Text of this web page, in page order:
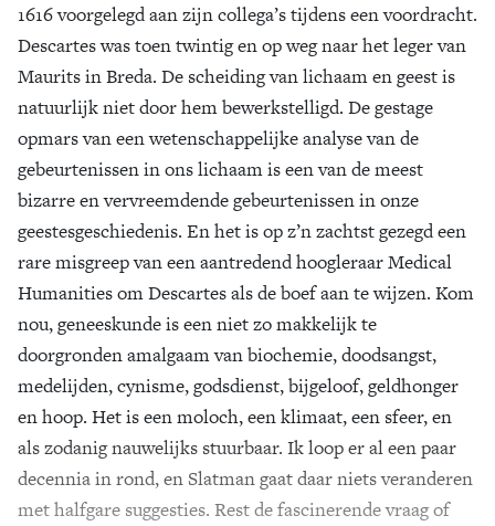
1616 voorgelegd aan zijn collega’s tijdens een voordracht.
Descartes was toen twintig en op weg naar het leger van
Maurits in Breda. De scheiding van lichaam en geest is
natuurlijk niet door hem bewerkstelligd. De gestage
opmars van een wetenschappelijke analyse van de
gebeurtenissen in ons lichaam is een van de meest
bizarre en vervreemdende gebeurtenissen in onze
geestesgeschiedenis. En het is op z’n zachtst gezegd een
rare misgreep van een aantredend hoogleraar Medical
Humanities om Descartes als de boef aan te wijzen. Kom
nou, geneeskunde is een niet zo makkelijk te
doorgronden amalgaam van biochemie, doodsangst,
medelijden, cynisme, godsdienst, bijgeloof, geldhonger
en hoop. Het is een moloch, een klimaat, een sfeer, en
als zodanig nauwelijks stuurbaar. Ik loop er al een paar
decennia in rond, en Slatman gaat daar niets veranderen
met halfgare suggesties. Rest de fascinerende vraag of